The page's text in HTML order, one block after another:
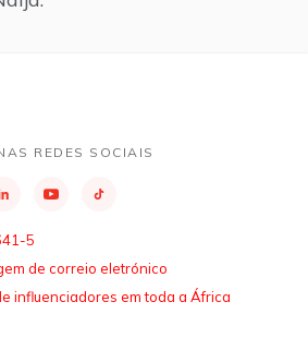
REDES SOCIAIS
5
de correio eletrónico
influenciadores em toda a África